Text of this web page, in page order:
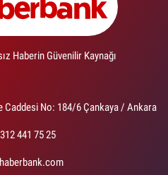
Haberin Güvenilir Kaynağı
Caddesi No: 184/6 Çankaya / Ankara
441 75 25